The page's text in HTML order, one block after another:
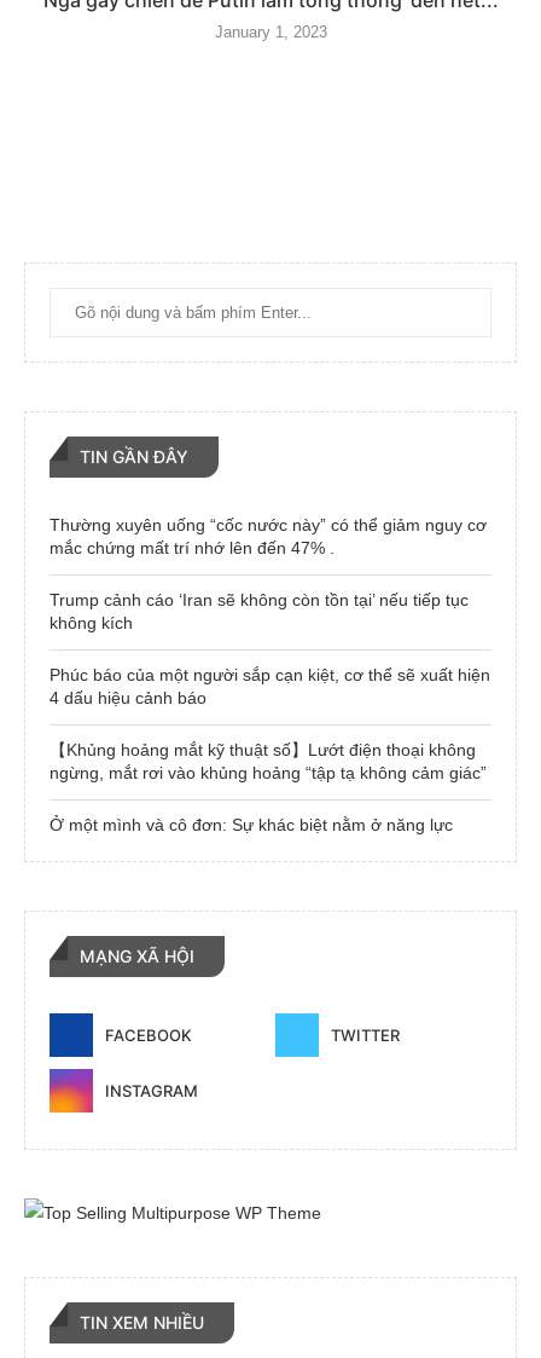
January 1, 2023
TIN GẦN ĐÂY
Thường xuyên uống “cốc nước này” có thể giảm nguy cơ
mắc chứng mất trí nhớ lên đến 47% .
Trump cảnh cáo ‘Iran sẽ không còn tồn tại’ nếu tiếp tục
không kích
Phúc báo của một người sắp cạn kiệt, cơ thể sẽ xuất hiện
4 dấu hiệu cảnh báo
【Khủng hoảng mắt kỹ thuật số】Lướt điện thoại không
ngừng, mắt rơi vào khủng hoảng “tập tạ không cảm giác”
Ở một mình và cô đơn: Sự khác biệt nằm ở năng lực
MẠNG XÃ HỘI
FACEBOOK TWITTER
INSTAGRAM
TIN XEM NHIỀU